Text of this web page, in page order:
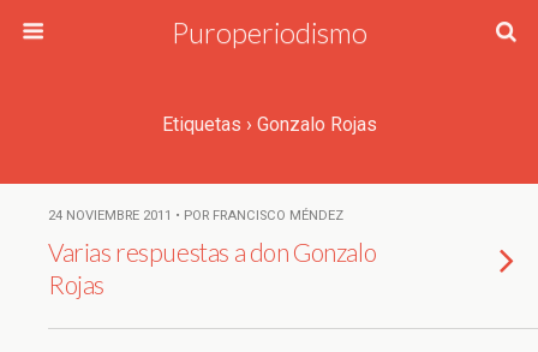
Puroperiodismo
Etiquetas › Gonzalo Rojas
24 NOVIEMBRE 2011 • POR FRANCISCO MÉNDEZ
Varias respuestas a don Gonzalo
Rojas